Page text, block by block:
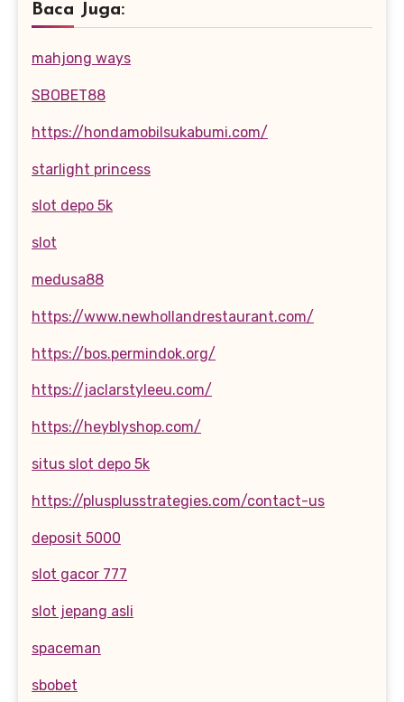
Baca Juga:
mahjong ways
SBOBET88
https://hondamobilsukabumi.com/
starlight princess
slot depo 5k
slot
medusa88
https://www.newhollandrestaurant.com/
https://bos.permindok.org/
https://jaclarstyleeu.com/
https://heyblyshop.com/
situs slot depo 5k
https://plusplusstrategies.com/contact-us
deposit 5000
slot gacor 777
slot jepang asli
spaceman
sbobet